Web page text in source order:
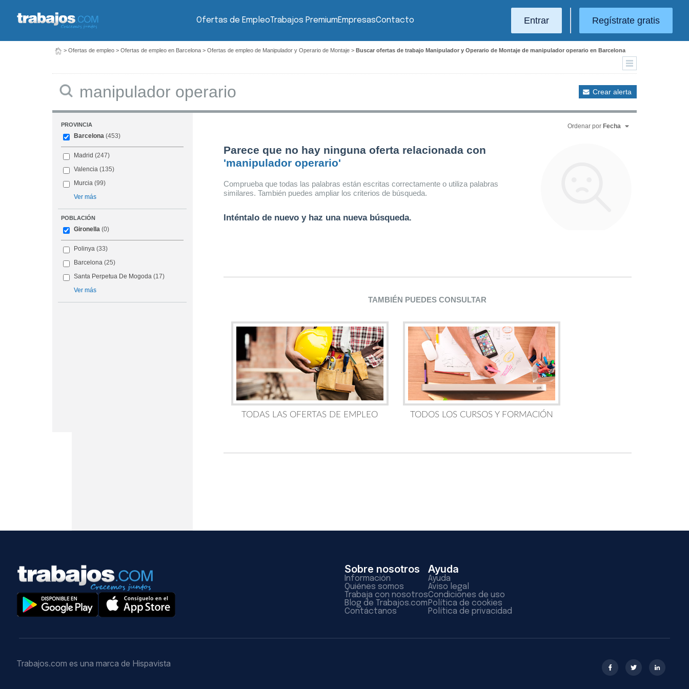
Ofertas de EmpleoTrabajos PremiumEmpresasContacto Entrar Regístrate gratis
> Ofertas de empleo > Ofertas de empleo en Barcelona > Ofertas de empleo de Manipulador y Operario de Montaje > Buscar ofertas de trabajo Manipulador y Operario de Montaje de manipulador operario en Barcelona
Crear alerta
PROVINCIA
Barcelona (453)
Madrid (247)
Valencia (135)
Murcia (99)
Ver más
POBLACIÓN
Gironella (0)
Polinya (33)
Barcelona (25)
Santa Perpetua De Mogoda (17)
Ver más
Ordenar por Fecha
Parece que no hay ninguna oferta relacionada con
'manipulador operario'
Comprueba que todas las palabras están escritas correctamente o utiliza palabras
similares. También puedes ampliar los criterios de búsqueda.
Inténtalo de nuevo y haz una nueva búsqueda.
TAMBIÉN PUEDES CONSULTAR
TODAS LAS OFERTAS DE EMPLEO TODOS LOS CURSOS Y FORMACIÓN
Sobre nosotros
Información
Quiénes somos
Trabaja con nosotros
Blog de Trabajos.com
Contáctanos
Ayuda
Ayuda
Aviso legal
Condiciones de uso
Política de cookies
Política de privacidad
Trabajos.com es una marca de Hispavista